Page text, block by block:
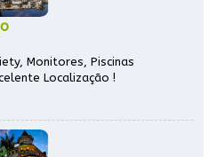
Monitores, Piscinas
Localização !